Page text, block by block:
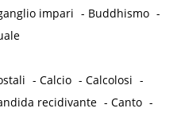
impari - Buddhismo -
-Calcio -Calcolosi -
recidivante -Canto -